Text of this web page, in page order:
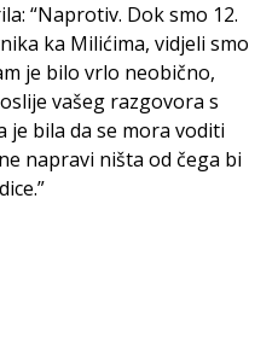
“Naprotiv. Dok smo 12.
ka Milićima, vidjeli smo
je bilo vrlo neobično,
vašeg razgovora s
je bila da se mora voditi
napravi ništa od čega bi